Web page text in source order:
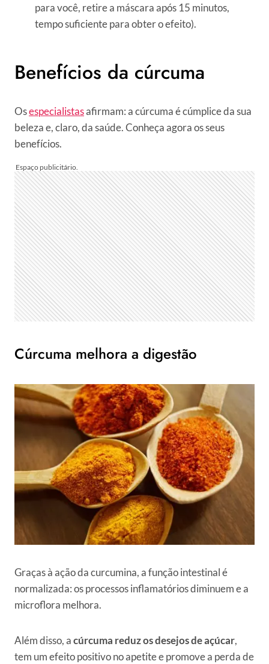
para você, retire a máscara após 15 minutos,
tempo suficiente para obter o efeito).
Benefícios da cúrcuma
Osespecialistasafirmam: a cúrcuma é cúmplice da sua
beleza e, claro, da saúde. Conheça agora os seus
benefícios.
Cúrcuma melhora a digestão
Graças à ação da curcumina, a função intestinal é
normalizada: os processos inflamatórios diminuem e a
microflora melhora.
Além disso, acúrcuma reduz os desejos de açúcar,
tem um efeito positivo no apetite e promove a perda de